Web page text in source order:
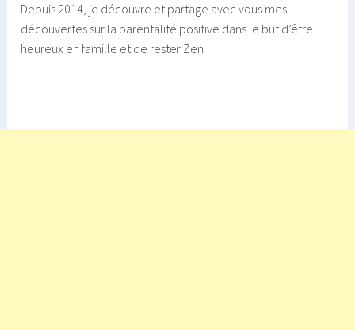
Depuis 2014, je découvre et partage avec vous mes
découvertes sur la parentalité positive dans le but d’être
heureux en famille et de rester Zen !